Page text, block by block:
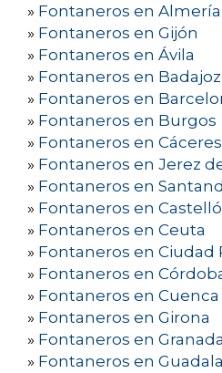
» Fontaneros en Almería
» Fontaneros en Gijón
» Fontaneros en Ávila
» Fontaneros en Badajoz
» Fontaneros en
» Fontaneros en Burgos
» Fontaneros en Cáceres
» Fontaneros en Jerez
» Fontaneros en
» Fontaneros en
» Fontaneros en Ceuta
» Fontaneros en Ciudad
» Fontaneros en
» Fontaneros en Cuenca
» Fontaneros en Girona
» Fontaneros en Granada
» Fontaneros en